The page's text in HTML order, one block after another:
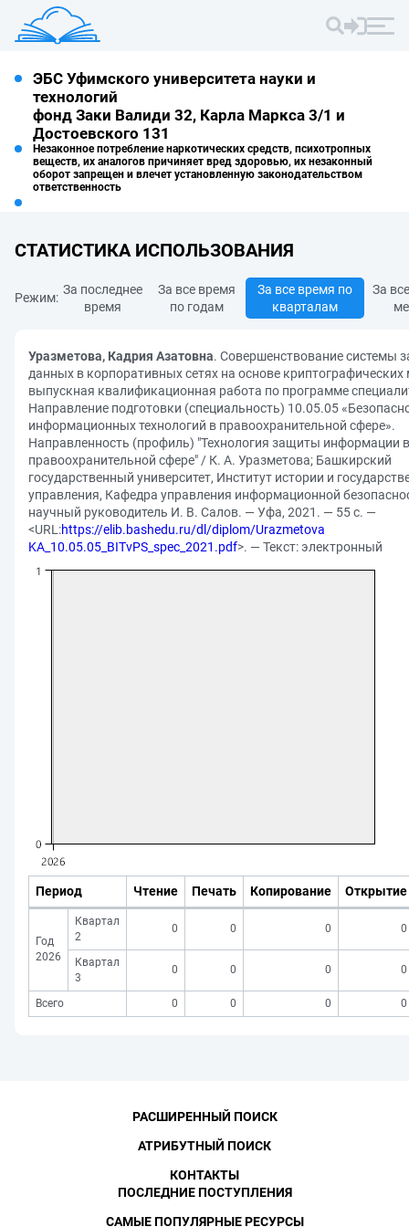
ЭБС Уфимского университета науки и
технологий
фонд Заки Валиди 32, Карла Маркса 3/1 и
Достоевского 131
Незаконное потребление наркотических средств, психотропных
веществ, их аналогов причиняет вред здоровью, их незаконный
оборот запрещен и влечет установленную законодательством
ответственность
СТАТИСТИКА ИСПОЛЬЗОВАНИЯ
Режим:
За последнее
время
За все время
по годам
За все время по
кварталам
За
Уразметова, Кадрия Азатовна. Совершенствование системы
данных в корпоративных сетях на основе криптографических
выпускная квалификационная работа по программе
Направление подготовки (специальность) 10.05.05
информационных технологий в правоохранительной сфере».
Направленность (профиль) "Технология защиты информации в
правоохранительной сфере" / К. А. Уразметова; Башкирский
государственный университет, Институт истории и
управления, Кафедра управления информационной
научный руководитель И. В. Салов. — Уфа, 2021. — 55 с. —
<URL:https://elib.bashedu.ru/dl/diplom/Urazmetova
KA_10.05.05_BITvPS_spec_2021.pdf>. — Текст: электронный
Период Чтение Печать Копирование Открытие
Год
2026
Квартал
2
0 0 0 0
Квартал
3
0 0 0 0
Всего 0 0 0 0
РАСШИРЕННЫЙ ПОИСК
АТРИБУТНЫЙ ПОИСК
КОНТАКТЫ
ПОСЛЕДНИЕ ПОСТУПЛЕНИЯ
САМЫЕ ПОПУЛЯРНЫЕ РЕСУРСЫ